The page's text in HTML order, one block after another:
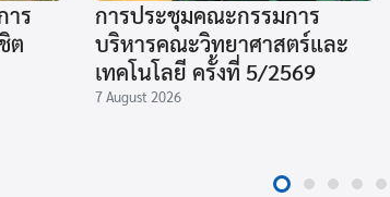
าร
ต
การประชุมคณะกรรมการ
บริหารคณะวิทยาศาสตร์และ
เทคโนโลยี ครั้งที่ 5/2569
7 August 2026